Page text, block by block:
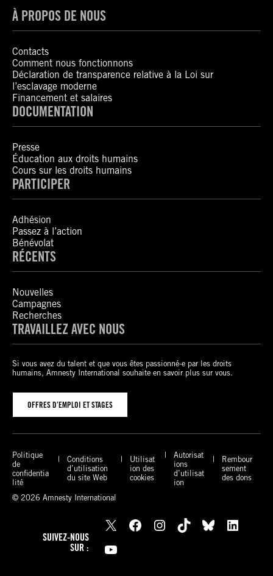
À PROPOS DE NOUS
Contacts
Comment nous fonctionnons
Déclaration de transparence relative à la Loi sur
l’esclavage moderne
Financement et salaires
DOCUMENTATION
Presse
Éducation aux droits humains
Cours sur les droits humains
PARTICIPER
Adhésion
Passez à l’action
Bénévolat
RÉCENTS
Nouvelles
Campagnes
Recherches
TRAVAILLEZ AVEC NOUS
Si vous avez du talent et que vous êtes passionné-e par les droits
humains, Amnesty International souhaite en savoir plus sur vous.
OFFRES D’EMPLOI ET STAGES
Politique
de
confidentia
lité
Conditions
d’utilisation
du site Web
Utilisat
ion des
cookies
Autorisat
ions
d’utilisat
ion
Rembour
sement
des dons
© 2026 Amnesty International
SUIVEZ-NOUS
SUR :
X Facebook Instagram TikTok Bluesky
LinkedIn
YouTube